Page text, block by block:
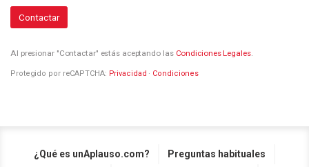
Contactar
Al presionar "Contactar" estás aceptando las Condiciones Legales.
Protegido por reCAPTCHA: Privacidad · Condiciones
¿Qué es unAplauso.com? Preguntas habituales